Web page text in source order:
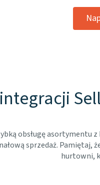
obsługę
sprzedaż. Pamiętaj,
hurtowni,